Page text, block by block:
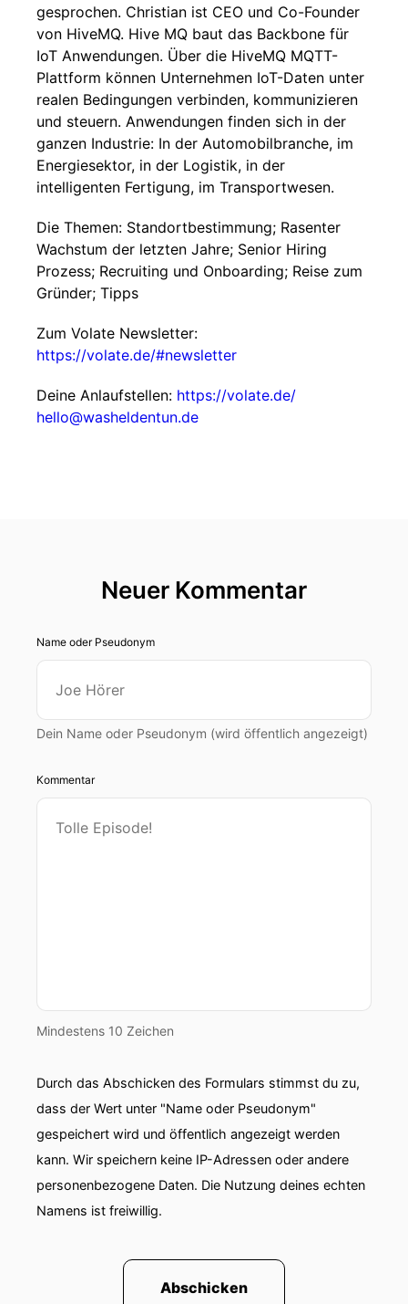
gesprochen. Christian ist CEO und Co-Founder
von HiveMQ. Hive MQ baut das Backbone für
IoT Anwendungen. Über die HiveMQ MQTT-
Plattform können Unternehmen IoT-Daten unter
realen Bedingungen verbinden, kommunizieren
und steuern. Anwendungen finden sich in der
ganzen Industrie: In der Automobilbranche, im
Energiesektor, in der Logistik, in der
intelligenten Fertigung, im Transportwesen.
Die Themen: Standortbestimmung; Rasenter
Wachstum der letzten Jahre; Senior Hiring
Prozess; Recruiting und Onboarding; Reise zum
Gründer; Tipps
Zum Volate Newsletter:
https://volate.de/#newsletter
Deine Anlaufstellen: https://volate.de/
hello@washeldentun.de
Neuer Kommentar
Name oder Pseudonym
Dein Name oder Pseudonym (wird öffentlich angezeigt)
Kommentar
Mindestens 10 Zeichen
Durch das Abschicken des Formulars stimmst du zu,
dass der Wert unter "Name oder Pseudonym"
gespeichert wird und öffentlich angezeigt werden
kann. Wir speichern keine IP-Adressen oder andere
personenbezogene Daten. Die Nutzung deines echten
Namens ist freiwillig.
Abschicken